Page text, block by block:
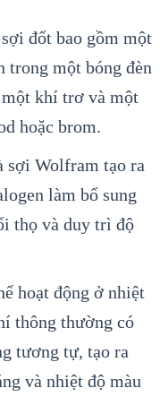
đốt bao gồm một
trong một bóng đèn
khí trơ và một
hoặc brom.
sợi Wolfram tạo ra
làm bổ sung
thọ và duy trì độ
hoạt động ở nhiệt
thông thường có
tương tự, tạo ra
và nhiệt độ màu